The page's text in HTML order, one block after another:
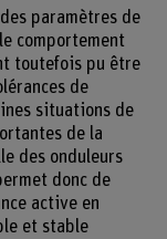
paramètres de
comportement
toutefois pu être
de
situations de
de la
des onduleurs
donc de
active en
et stable